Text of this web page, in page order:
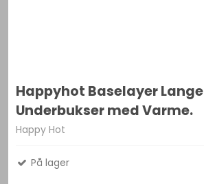
Happyhot Baselayer Lange
Underbukser med Varme.
Happy Hot
På lager